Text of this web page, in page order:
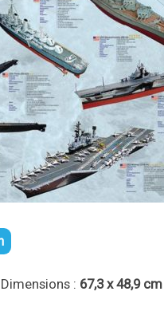
: 67,3 x 48,9 cm